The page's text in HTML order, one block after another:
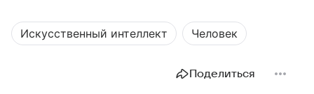
Искусственный интеллект Человек
Поделиться